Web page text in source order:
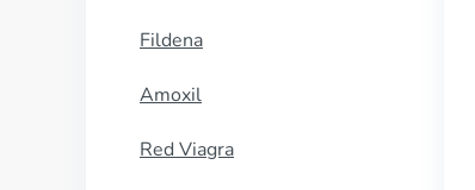
Fildena
Amoxil
Red Viagra